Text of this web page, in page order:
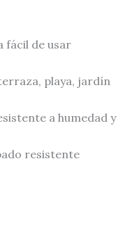
fácil de usar
playa, jardín
a humedad y
resistente